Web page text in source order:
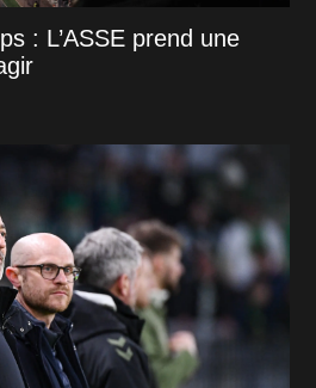
: L’ASSE prend une